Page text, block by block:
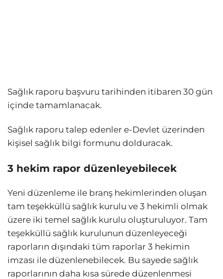
Sağlık raporu başvuru tarihinden itibaren 30 gün
içinde tamamlanacak.
Sağlık raporu talep edenler e-Devlet üzerinden
kişisel sağlık bilgi formunu dolduracak.
3 hekim rapor düzenleyebilecek
Yeni düzenleme ile branş hekimlerinden oluşan
tam teşekküllü sağlık kurulu ve 3 hekimli olmak
üzere iki temel sağlık kurulu oluşturuluyor. Tam
teşekküllü sağlık kurulunun düzenleyeceği
raporların dışındaki tüm raporlar 3 hekimin
imzası ile düzenlenebilecek. Bu sayede sağlık
raporlarının daha kısa sürede düzenlenmesi